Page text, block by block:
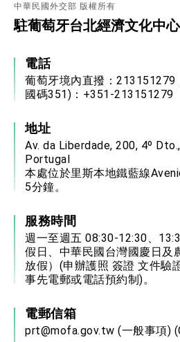
外交部長林佳龍於《外
世界 需要台灣，團結合
外交部長林佳龍出席《
明臺美合作三大戰略方
領 下一個世代的繁榮
外交部長林佳龍接受印
外交部長林佳龍接見美
臺美經貿談判獲階段性
位實力，達成固邦榮邦
外交部長林佳龍主持第
策略小組」跨部會會議
民調顯示多數國人滿意
總統主持「守護民主台
中華民國外交部 版權所有
駐葡萄牙台北經濟文化中心
電話
葡萄牙境內直撥：213151279
國碼351)：+351-213151279
地址
Av. da Liberdade, 200, 4º
Portugal
本處位於里斯本地鐵藍線
5分鐘。
服務時間
週一至週五 08:30-12:30、
假日、中華民國台灣國慶日及
放假）(申辦護照 簽證 文件驗
事先電郵或電話預約制)。
電郵信箱
prt@mofa.gov.tw (一般事項)